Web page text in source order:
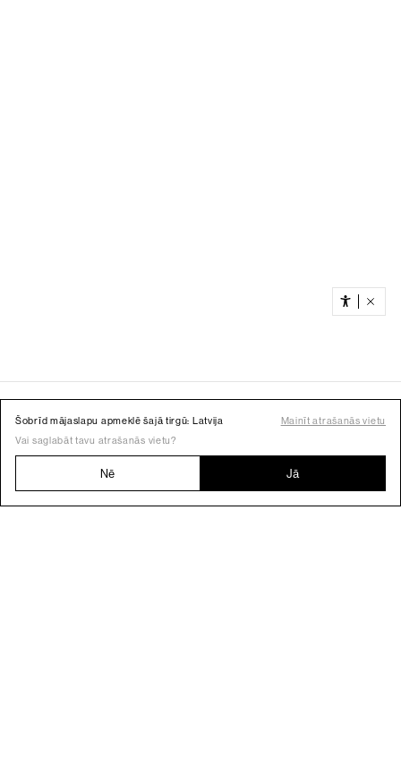
Šobrīd mājaslapu apmeklē šajā tirgū: Latvija
Mainīt atrašanās vietu
Vai saglabāt tavu atrašanās vietu?
Nē Jā